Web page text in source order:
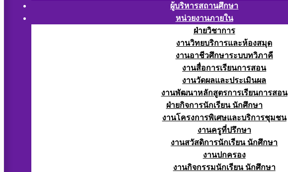
ผู้บริหารสถานศึกษา
หน่วยงานภายใน
ฝ่ายวิชาการ
งานวิทยบริการและห้องสมุด
งานอาชีวศึกษาระบบทวิภาคี
งานสื่อการเรียนการสอน
งานวัดผลและประเมินผล
งานพัฒนาหลักสูตรการเรียนการสอน
ฝ่ายกิจการนักเรียน นักศึกษา
งานโครงการพิเศษและบริการชุมชน
งานครูที่ปรึกษา
งานสวัสดิการนักเรียน นักศึกษา
งานปกครอง
งานกิจกรรมนักเรียน นักศึกษา